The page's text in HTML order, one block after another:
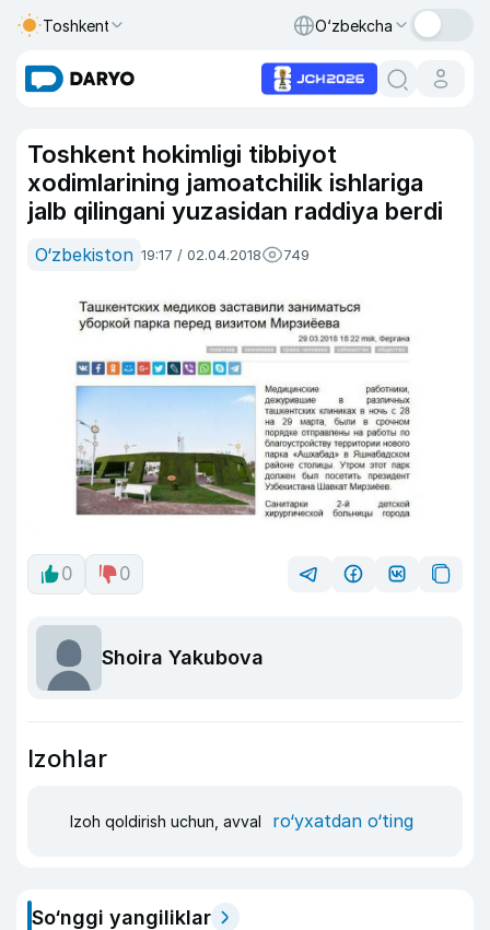
Toshkent O‘zbekcha
Toshkent hokimligi tibbiyot
xodimlarining jamoatchilik ishlariga
jalb qilingani yuzasidan raddiya berdi
O‘zbekiston 19:17 / 02.04.2018 749
0 0
Shoira Yakubova
Izohlar
Izoh qoldirish uchun, avval ro‘yxatdan o‘ting
So‘nggi yangiliklar